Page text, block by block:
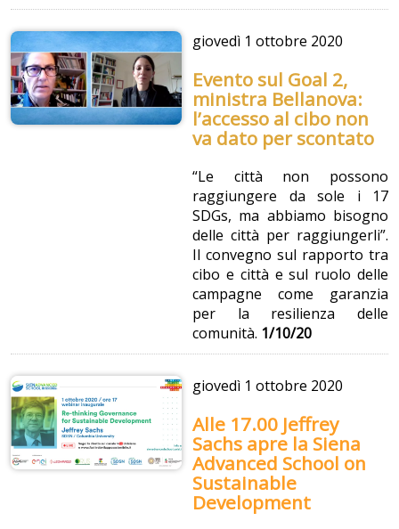
giovedì 1 ottobre 2020
Evento sul Goal 2,
ministra Bellanova:
l’accesso al cibo non
va dato per scontato
“Le città non possono
raggiungere da sole i 17
SDGs, ma abbiamo bisogno
delle città per raggiungerli”.
Il convegno sul rapporto tra
cibo e città e sul ruolo delle
campagne come garanzia
per la resilienza delle
comunità. 1/10/20
giovedì 1 ottobre 2020
Alle 17.00 Jeffrey
Sachs apre la Siena
Advanced School on
Sustainable
Development